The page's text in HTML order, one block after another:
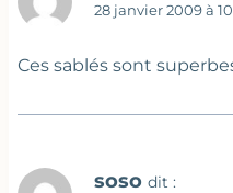
28 janvier 2009 à
Ces sablés sont
soso dit :